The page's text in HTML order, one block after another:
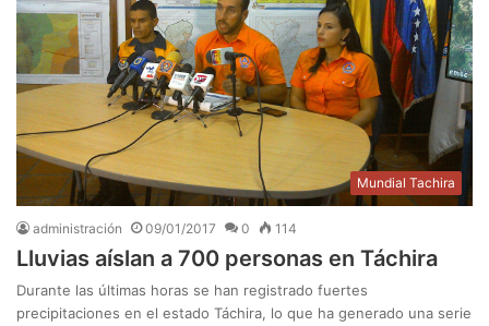
Mundial Tachira
administración 09/01/2017 0 114
Lluvias aíslan a 700 personas en Táchira
Durante las últimas horas se han registrado fuertes
precipitaciones en el estado Táchira, lo que ha generado una serie